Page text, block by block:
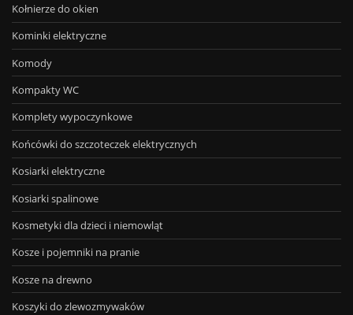
Kołnierze do okien
Kominki elektryczne
Komody
Kompakty WC
Komplety wypoczynkowe
Końcówki do szczoteczek elektrycznych
Kosiarki elektryczne
Kosiarki spalinowe
Kosmetyki dla dzieci i niemowląt
Kosze i pojemniki na pranie
Kosze na drewno
Koszyki do zlewozmywaków